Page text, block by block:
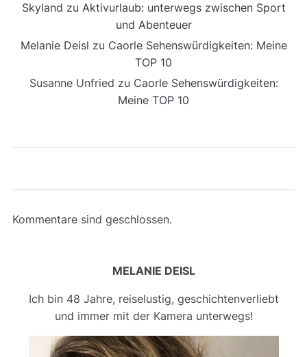
Skyland zu Aktivurlaub: unterwegs zwischen Sport
und Abenteuer
Melanie Deisl zu Caorle Sehenswürdigkeiten: Meine
TOP 10
Susanne Unfried zu Caorle Sehenswürdigkeiten:
Meine TOP 10
Kommentare sind geschlossen.
MELANIE DEISL
Ich bin 48 Jahre, reiselustig, geschichtenverliebt
und immer mit der Kamera unterwegs!